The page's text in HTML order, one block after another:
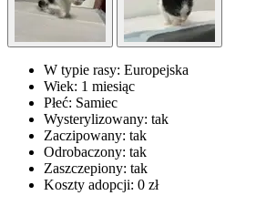
W typie rasy: Europejska
Wiek: 1 miesiąc
Płeć: Samiec
Wysterylizowany: tak
Zaczipowany: tak
Odrobaczony: tak
Zaszczepiony: tak
Koszty adopcji: 0 zł